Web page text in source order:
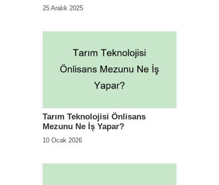
25 Aralık 2025
Tarım Teknolojisi Önlisans
Mezunu Ne İş Yapar?
10 Ocak 2026